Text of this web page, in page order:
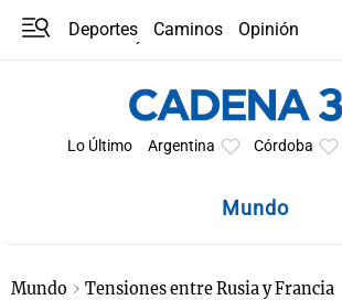
Deportes Caminos
Opinión
Lo Último Argentina Córdoba
Mundo
Mundo Tensiones entre Rusia y Francia